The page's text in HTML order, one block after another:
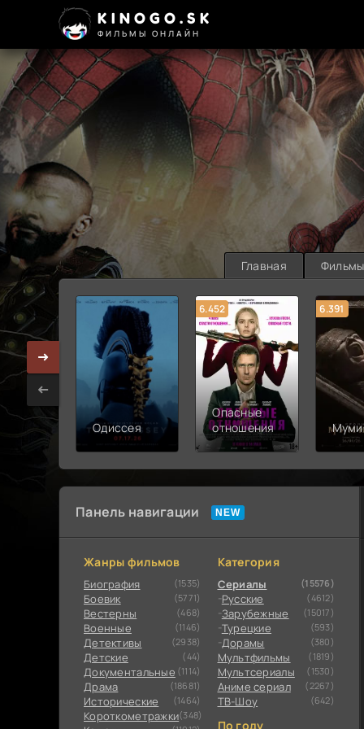
KINOGO.SK
ФИЛЬМЫ ОНЛАЙН
Главная Фильмы
Одиссея
6.452
Опасные
отношения
6.391
Панель навигации
Жанры фильмов
Биография (1535)
Боевик (5771)
Вестерны (468)
Военные (1146)
Детективы (2938)
Детские (44)
Документальные (1114)
Драма (18681)
Исторические (1464)
Короткометражки(348)
Категория
Сериалы (15576)
Русские (4612)
Зарубежные (15017)
Турецкие (593)
Дорамы (380)
Мультфильмы (1819)
Мультсериалы (1530)
Аниме сериал (2267)
ТВ-Шоу (642)
По году